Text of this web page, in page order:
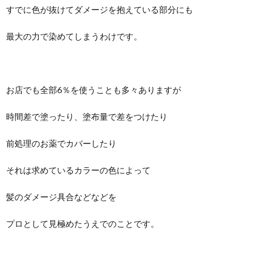
すでに色が抜けてダメージを抱えている部分にも
最大の力で染めてしまうわけです。
お店でも全部6％を使うことも多々ありますが
時間差で塗ったり、塗布量で差をつけたり
前処理のお薬でカバーしたり
それは求めているカラーの色によって
髪のダメージ具合などなどを
プロとして見極めたうえでのことです。